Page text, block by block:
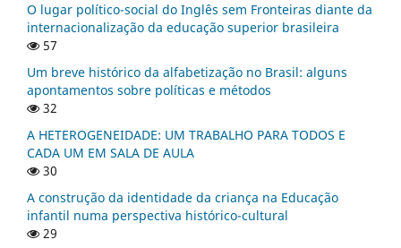
O lugar político-social do Inglês sem Fronteiras diante da
internacionalização da educação superior brasileira
57
Um breve histórico da alfabetização no Brasil: alguns
apontamentos sobre políticas e métodos
32
A HETEROGENEIDADE: UM TRABALHO PARA TODOS E
CADA UM EM SALA DE AULA
30
A construção da identidade da criança na Educação
infantil numa perspectiva histórico-cultural
29